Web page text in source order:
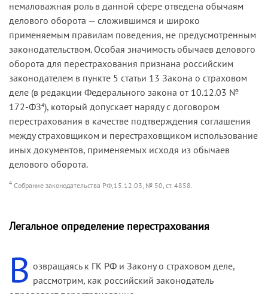
немаловажная роль в данной сфере отведена обычаям
делового оборота — сложившимся и широко
применяемым правилам поведения, не предусмотренным
законодательством. Особая значимость обычаев делового
оборота для перестрахования признана российским
законодателем в пункте 5 статьи 13 Закона о страховом
деле (в редакции Федерального закона от 10.12.03 №
172-ФЗ4), который допускает наряду с договором
перестрахования в качестве подтверждения соглашения
между страховщиком и перестраховщиком использование
иных документов, применяемых исходя из обычаев
делового оборота.
4 Собрание законодательства РФ,15.12.03, № 50, ст. 4858.
Легальное определение перестрахования
В озвращаясь к ГК РФ и Закону о страховом деле,
рассмотрим, как российский законодатель